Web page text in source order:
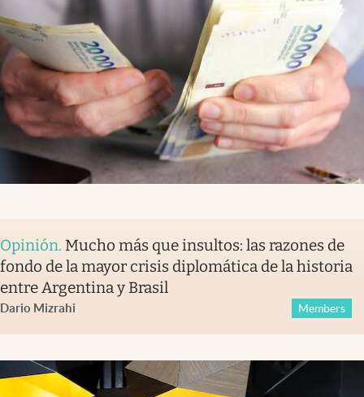
Opinión. Mucho más que insultos: las razones de
fondo de la mayor crisis diplomática de la historia
entre Argentina y Brasil
Dario Mizrahi Members